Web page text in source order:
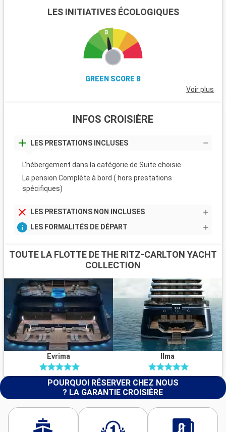
LES INITIATIVES ÉCOLOGIQUES
GREEN SCORE B
Voir plus
INFOS CROISIÈRE
LES PRESTATIONS INCLUSES
L’hébergement dans la catégorie de Suite choisie
La pension Complète à bord ( hors prestations
spécifiques)
LES PRESTATIONS NON INCLUSES
LES FORMALITÉS DE DÉPART
TOUTE LA FLOTTE DE THE RITZ-CARLTON YACHT
COLLECTION
Evrima Ilma
POURQUOI RÉSERVER CHEZ NOUS
? LA GARANTIE CROISIÈRE